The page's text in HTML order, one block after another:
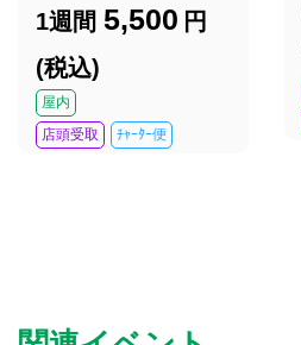
1週間 5,500 円
(税込)
屋内
店頭受取
ﾁｬｰﾀｰ便